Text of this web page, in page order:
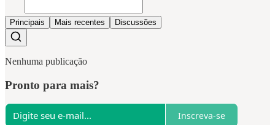
Principais Mais recentes Discussões
Nenhuma publicação
Pronto para mais?
Inscreva-se